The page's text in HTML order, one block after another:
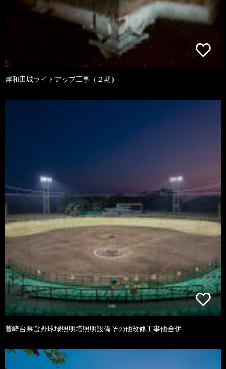
岸和田城ライトアップ工事（２期）
藤崎台県営野球場照明塔照明設備その他改修工事他合併